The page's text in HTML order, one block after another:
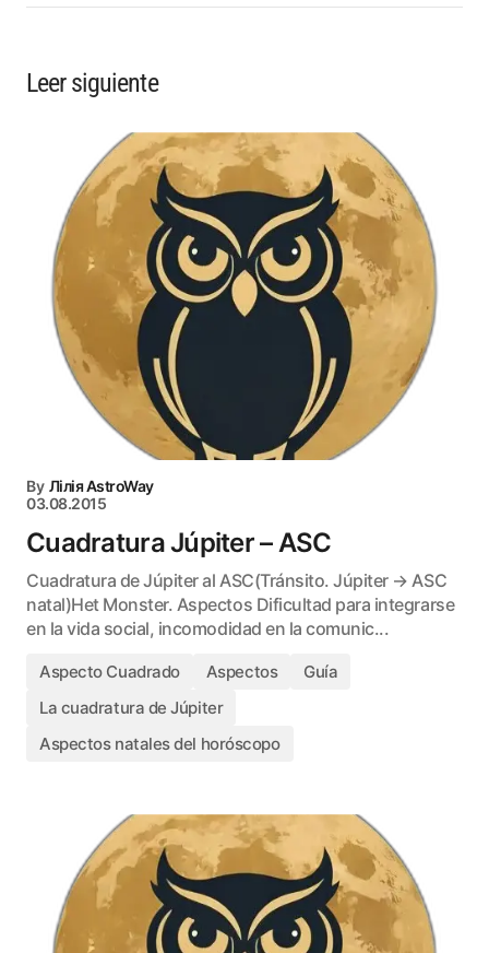
Leer siguiente
By Лілія AstroWay
03.08.2015
Cuadratura Júpiter – ASC
Cuadratura de Júpiter al ASC(Tránsito. Júpiter → ASC
natal)Het Monster. Aspectos Dificultad para integrarse
en la vida social, incomodidad en la comunic...
Aspecto Cuadrado Aspectos
Guía
La cuadratura de Júpiter
Aspectos natales del horóscopo